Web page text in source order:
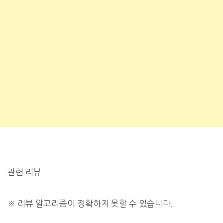
관련 리뷰
※ 리뷰 알고리즘이 정확하지 못할 수 있습니다.